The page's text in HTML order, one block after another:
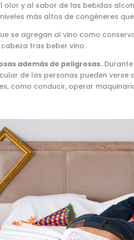
olor y al sabor de las bebidas
más altos de congéneres
se agregan al vino como
tras beber vino.
además de peligrosas.
de las personas pueden
como conducir, operar